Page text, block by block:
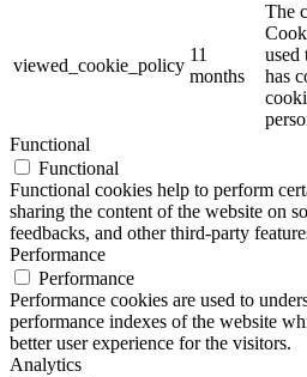
viewed_cookie_policy
11
months
The
used
has
Functional
Functional
Functional cookies help to perform
sharing the content of the website on
feedbacks, and other third-party
Performance
Performance
Performance cookies are used to
performance indexes of the website
better user experience for the visitors.
Analytics